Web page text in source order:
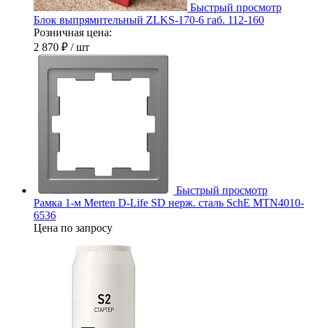
Быстрый просмотр
Блок выпрямительный ZLKS-170-6 габ. 112-160
Розничная цена:
2 870 ₽ / шт
Быстрый просмотр
Рамка 1-м Merten D-Life SD нерж. сталь SchE MTN4010-
6536
Цена по запросу